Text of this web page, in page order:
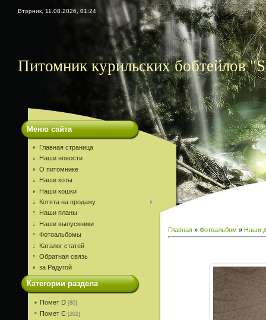
Вторник, 11.08.2026, 01:24
Питомник курильских бобтейлов
Меню сайта
Главная страница
Наши новости
О питомнике
Наши коты
Наши кошки
Котята на продажу
Наши планы
Наши выпускники
Фотоальбомы
Каталог статей
Обратная связь
за Радугой
Категории раздела
Помет D [80]
Помет С [202]
Главная » Фотоальбом » Наши